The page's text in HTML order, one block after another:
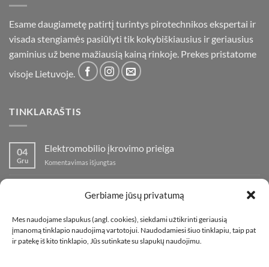
Gerbiame jūsų privatumą
Mes naudojame slapukus (angl. cookies), siekdami užtikrinti geriausią
įmanomą tinklapio naudojimą vartotojui. Naudodamiesi šiuo tinklapiu, taip pat
ir patekę iš kito tinklapio, Jūs sutinkate su slapukų naudojimu.
Esame daugiametę patirtį turintys pirotechnikos ekspertai ir
visada stengiamės pasiūlyti tik kokybiškiausius ir geriausius
gaminius už bene mažiausią kainą rinkoje. Prekes pristatome
visoje Lietuvoje.
TINKLARAŠTIS
04
Gru
Elektromobilio įkrovimo prieiga
Komentavimas išjungtas
prieiga
įraše
fejerverkų
parduotuvė
Klaipedoje!
01
Lap
Kaip fotografuoti fejerverkus
Komentavimas išjungtasįraše